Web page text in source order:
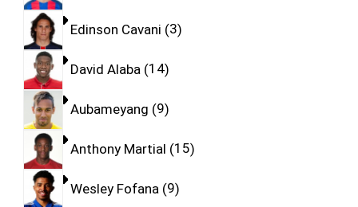
Edinson Cavani 3
David Alaba 14
Aubameyang 9
Anthony Martial 15
Wesley Fofana 9